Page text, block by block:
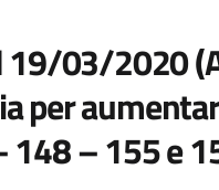
19/03/2020
per
– 155 e